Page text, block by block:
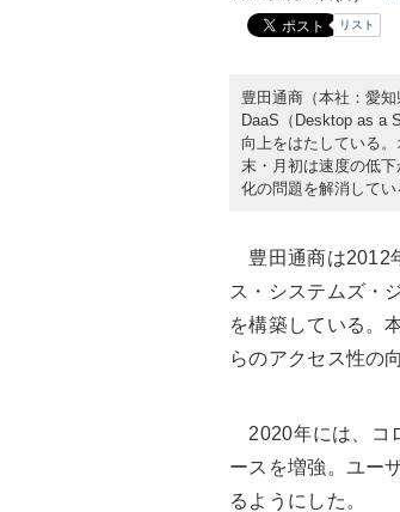
リスト
豊田通商（本社：愛
DaaS（Desktop as a
向上をはたしている
末・月初は速度の低
化の問題を解消してい
豊田通商は2012
ス・システムズ・
を構築している。
らのアクセス性の
2020年には、コ
ースを増強。ユー
るようにした。